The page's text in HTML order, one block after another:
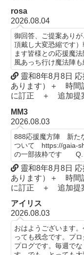
rosa
2026.08.04
御回答、ご提案あり
頂戴し大変恐縮です
ます皆様との応援魔
風あっち行け魔法陣
靈和8年8月8日
あります）＋ 時間
に訂正 ＋ 追加提
MM3
2026.08.03
888応援魔方陣 新た
ついて https://gaia-
の一部抜粋です Q.
靈和8年8月8日
あります）＋ 時間
に訂正 ＋ 追加提
アイリス
2026.08.03
おはようございます
っても残念です。プ
プログです。毎週で